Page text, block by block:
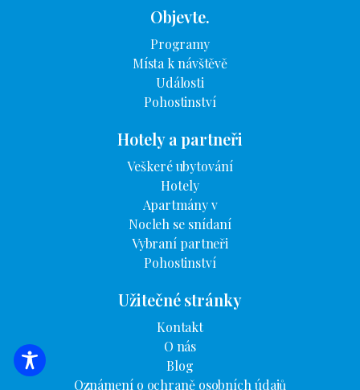
VYHLEDÁVÁNÍ UBYTOVÁNÍ
Objevte.
Programy
Místa k návštěvě
Události
Pohostinství
Hotely a partneři
Veškeré ubytování
Hotely
Apartmány v
Nocleh se snídaní
Vybraní partneři
Pohostinství
Užitečné stránky
Kontakt
O nás
Blog
Oznámení o ochraně osobních údajů